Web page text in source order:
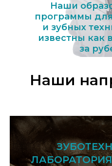
Наши
программы
и зубных
известны как
за
Наши